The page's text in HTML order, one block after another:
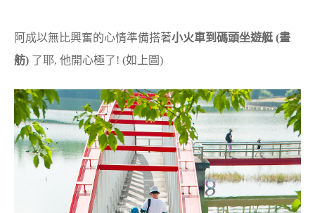
阿成以無比興奮的心情準備搭著小火車到碼頭坐遊艇 (畫
舫) 了耶, 他開心極了! (如上圖)